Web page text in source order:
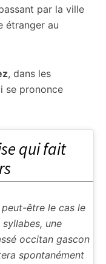
par la ville
étranger au
, dans les
se prononce
qui fait
être le cas le
une
occitan gascon
spontanément